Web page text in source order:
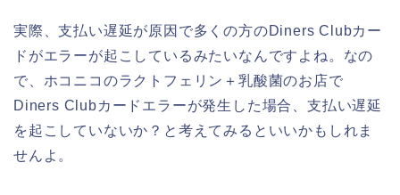
実際、支払い遅延が原因で多くの方のDiners Clubカー
ドがエラーが起こしているみたいなんですよね。なの
で、ホコニコのラクトフェリン＋乳酸菌のお店で
Diners Clubカードエラーが発生した場合、支払い遅延
を起こしていないか？と考えてみるといいかもしれま
せんよ。